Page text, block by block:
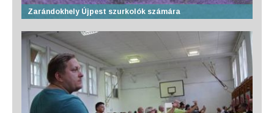
Zarándokhely Újpest szurkolók számára